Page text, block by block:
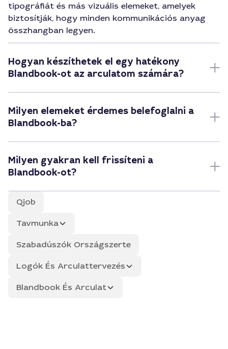
tipográfiát és más vizuális elemeket, amelyek
biztosítják, hogy minden kommunikációs anyag
összhangban legyen.
Hogyan készíthetek el egy hatékony
Blandbook-ot az arculatom számára?
Milyen elemeket érdemes belefoglalni a
Blandbook-ba?
Milyen gyakran kell frissíteni a
Blandbook-ot?
Qjob
Tavmunka
Szabadúszók Országszerte
Logók És Arculattervezés
Blandbook És Arculat